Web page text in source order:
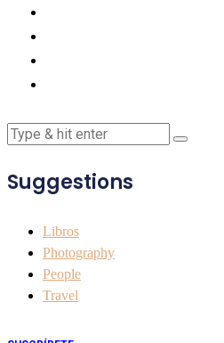
Suggestions
Libros
Photography
People
Travel